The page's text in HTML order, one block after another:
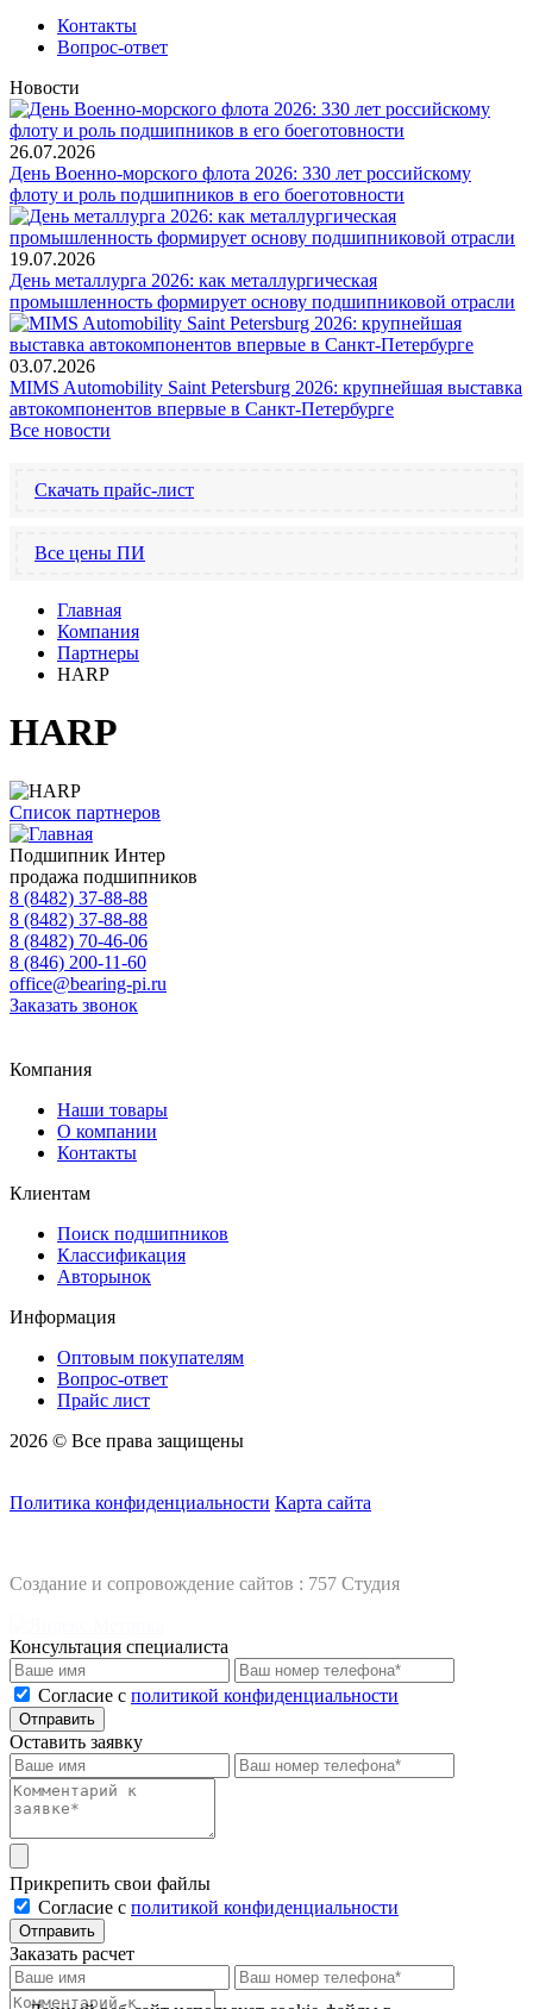
Контакты
Вопрос-ответ
Новости
26.07.2026
День Военно-морского флота 2026: 330 лет российскому
флоту и роль подшипников в его боеготовности
19.07.2026
День металлурга 2026: как металлургическая
промышленность формирует основу подшипниковой отрасли
03.07.2026
MIMS Automobility Saint Petersburg 2026: крупнейшая выставка
автокомпонентов впервые в Санкт-Петербурге
Все новости
Скачать прайс-лист
Все цены ПИ
Главная
Компания
Партнеры
HARP
HARP
Список партнеров
Подшипник Интер
продажа подшипников
8 (8482) 37-88-88
8 (8482) 37-88-88
8 (8482) 70-46-06
8 (846) 200-11-60
office@bearing-pi.ru
Заказать звонок
Компания
Наши товары
О компании
Контакты
Клиентам
Поиск подшипников
Классификация
Авторынок
Информация
Оптовым покупателям
Вопрос-ответ
Прайс лист
2026 © Все права защищены
Политика конфиденциальности Карта сайта
Создание и сопровождение сайтов : 757 Студия
Консультация специалиста
Cогласие с политикой конфиденциальности
Отправить
Оставить заявку
Прикрепить свои файлы
Cогласие с политикой конфиденциальности
Отправить
Заказать расчет